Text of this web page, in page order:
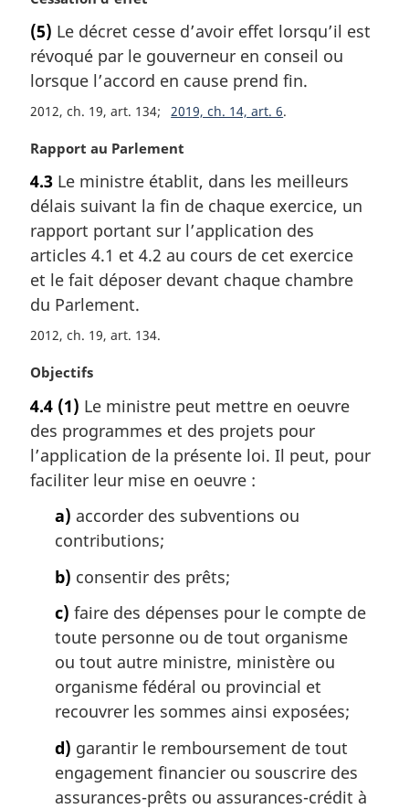
n
a
l
e
:
t
e
m
r
i
n
a
e
:
(5) Le décret cesse d’avoir effet lorsqu’il est
révoqué par le gouverneur en conseil ou
lorsque l’accord en cause prend fin.
2012, ch. 19, art. 134 2019, ch. 14, art. 6
N
t
e
m
a
g
i
n
l
:
Rapport au Parlement
4.3 Le ministre établit, dans les meilleurs
délais suivant la fin de chaque exercice, un
rapport portant sur l’application des
articles 4.1 et 4.2 au cours de cet exercice
et le fait déposer devant chaque chambre
du Parlement.
2012, ch. 19, art. 134
N
t
e
m
a
r
Objectifs
4.4 (1) Le ministre peut mettre en oeuvre
des programmes et des projets pour
l’application de la présente loi. Il peut, pour
faciliter leur mise en oeuvre :
a) accorder des subventions ou
contributions;
b) consentir des prêts;
c) faire des dépenses pour le compte de
toute personne ou de tout organisme
ou tout autre ministre, ministère ou
organisme fédéral ou provincial et
recouvrer les sommes ainsi exposées;
d) garantir le remboursement de tout
engagement financier ou souscrire des
assurances-prêts ou assurances-crédit à